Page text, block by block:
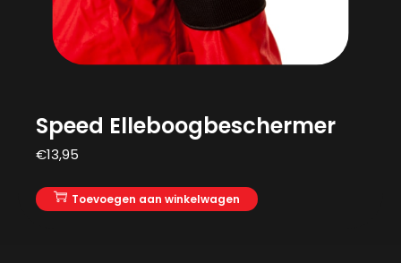
Speed Elleboogbeschermer
€13,95
Toevoegen aan winkelwagen